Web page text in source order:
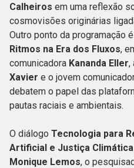
Calheiros em uma reflexão
cosmovisões originárias
Outro ponto da programação é
Ritmos na Era dos Fluxos,
comunicadora Kananda Eller,
Xavier e o jovem
debatem o papel das
pautas raciais e ambientais.
O diálogo Tecnologia para
Artificial e Justiça Climática
Monique Lemos, o